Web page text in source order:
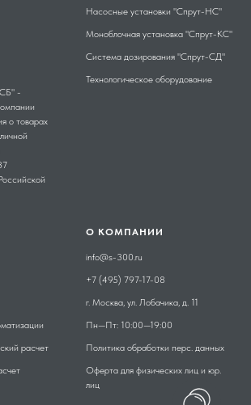
-
о товарах
Насосные установки "Спрут-НС"
Моноблочная установка "Спрут-КС"
Система дозирования "Спрут-СД"
Технологическое оборудование
расчет
О КОМПАНИИ
info@s-300.ru
+7 (495) 797-17-08
г. Москва, ул. Лобачика, д. 11
Пн—Пт: 10:00—19:00
Политика обработки перс. данных
Оферта для физических лиц и юр.
лиц